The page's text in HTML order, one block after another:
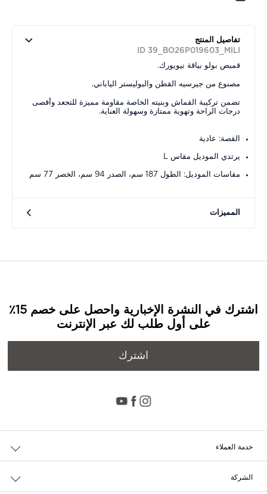
تفاصيل المنتج
ID 39_BO26P019603_MILI
قميص بولو بياقة نيويورك.
مصنوع من جيرسيه القطن والبوليستر الياباني.
تضمن تركيبة القماش وبنيته الخاصة مقاومة مميزة للتجعد وأقصى
درجات الراحة وتهوية ممتازة وسهولة العناية.
القصة: عادية
يرتدي الموديل مقاس L
مقاسات الموديل: الطول 187 سم، الصدر 94 سم، الخصر 77 سم
المميزات
اشترك في النشرة الإخبارية واحصل على خصم 15٪
على أول طلب لك عبر الإنترنت
اشترك
خدمة العملاء
الشركة